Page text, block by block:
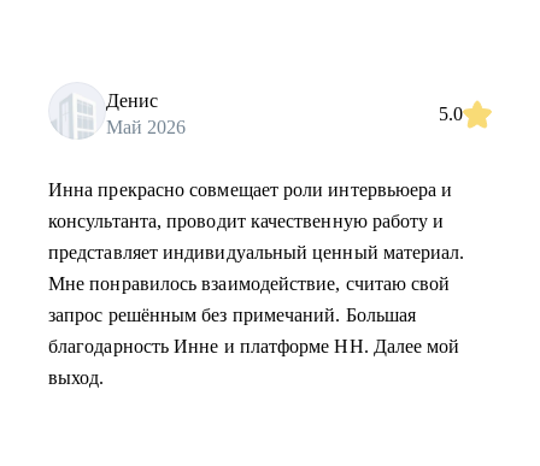
Денис
Май 2026
5.0
Инна прекрасно совмещает роли интервьюера и
консультанта, проводит качественную работу и
представляет индивидуальный ценный материал.
Мне понравилось взаимодействие, считаю свой
запрос решённым без примечаний. Большая
благодарность Инне и платформе НН. Далее мой
выход.